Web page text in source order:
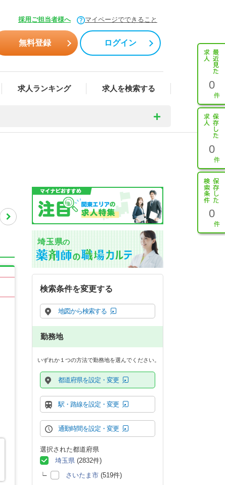
採用ご担当者様へ マイページでできること
無料登録 ログイン
求人ランキング 求人を検索する 0
0
0
埼玉県の
検索条件を変更する
地図から検索する
勤務地
いずれか１つの方法で勤務地を選んでください。
都道府県を設定・変更
駅・路線を設定・変更
通勤時間を設定・変更
選択された都道府県
埼玉県 (2832件)
さいたま市 (519件)